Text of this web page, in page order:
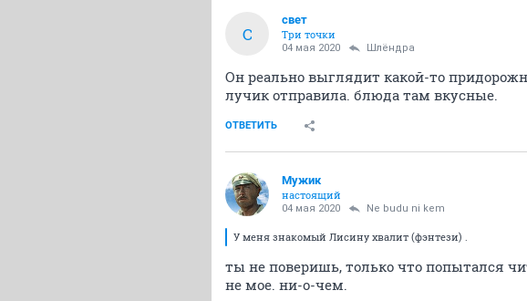
С
свет
Три точки
04 мая 2020 Шлёндра
Он реально выглядит какой-то
лучик отправила. блюда там вкусные.
ОТВЕТИТЬ
Мужик
настоящий
04 мая 2020 Ne budu ni kem
У меня знакомый Лисину хвалит (фэнтези) .
ты не поверишь, только что попытался
не мое. ни-о-чем.